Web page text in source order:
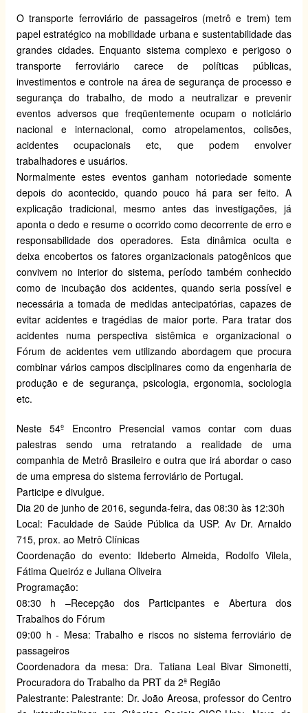
O transporte ferroviário de passageiros (metrô e trem) tem
papel estratégico na mobilidade urbana e sustentabilidade das
grandes cidades. Enquanto sistema complexo e perigoso o
transporte ferroviário carece de políticas públicas,
investimentos e controle na área de segurança de processo e
segurança do trabalho, de modo a neutralizar e prevenir
eventos adversos que freqüentemente ocupam o noticiário
nacional e internacional, como atropelamentos, colisões,
acidentes ocupacionais etc, que podem envolver
trabalhadores e usuários.
Normalmente estes eventos ganham notoriedade somente
depois do acontecido, quando pouco há para ser feito. A
explicação tradicional, mesmo antes das investigações, já
aponta o dedo e resume o ocorrido como decorrente de erro e
responsabilidade dos operadores. Esta dinâmica oculta e
deixa encobertos os fatores organizacionais patogênicos que
convivem no interior do sistema, período também conhecido
como de incubação dos acidentes, quando seria possível e
necessária a tomada de medidas antecipatórias, capazes de
evitar acidentes e tragédias de maior porte. Para tratar dos
acidentes numa perspectiva sistêmica e organizacional o
Fórum de acidentes vem utilizando abordagem que procura
combinar vários campos disciplinares como da engenharia de
produção e de segurança, psicologia, ergonomia, sociologia
etc.
Neste 54º Encontro Presencial vamos contar com duas
palestras sendo uma retratando a realidade de uma
companhia de Metrô Brasileiro e outra que irá abordar o caso
de uma empresa do sistema ferroviário de Portugal.
Participe e divulgue.
Dia 20 de junho de 2016, segunda-feira, das 08:30 às 12:30h
Local: Faculdade de Saúde Pública da USP. Av Dr. Arnaldo
715, prox. ao Metrô Clínicas
Coordenação do evento: Ildeberto Almeida, Rodolfo Vilela,
Fátima Queiróz e Juliana Oliveira
Programação:
08:30 h –Recepção dos Participantes e Abertura dos
Trabalhos do Fórum
09:00 h - Mesa: Trabalho e riscos no sistema ferroviário de
passageiros
Coordenadora da mesa: Dra. Tatiana Leal Bivar Simonetti,
Procuradora do Trabalho da PRT da 2ª Região
Palestrante: Palestrante: Dr. João Areosa, professor do Centro